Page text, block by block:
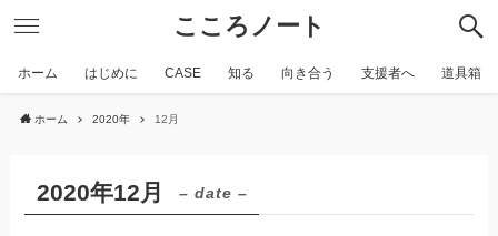
こころノート
ホーム はじめに CASE 知る 向き合う 支援者へ 道具箱
ホーム 2020年 12月
2020年12月 – date –